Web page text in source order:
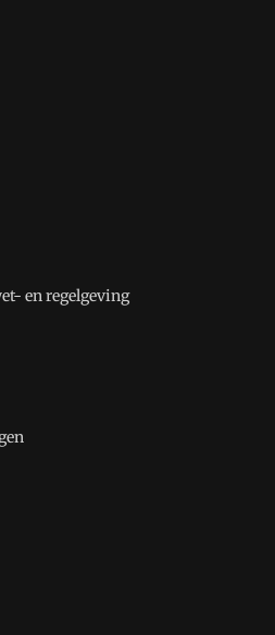
en regelgeving